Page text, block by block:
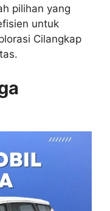
pilihan yang
untuk
Cilangkap